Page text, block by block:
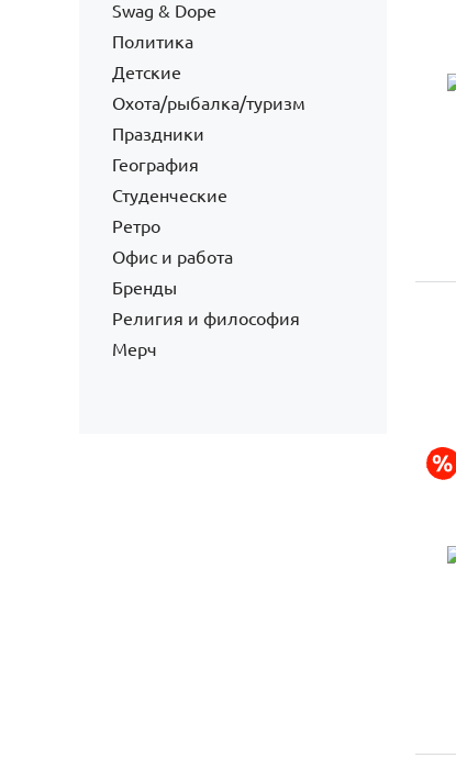
Swag & Dope
Политика
Детские
Охота/рыбалка/туризм
Праздники
География
Студенческие
Ретро
Офис и работа
Бренды
Религия и философия
Мерч